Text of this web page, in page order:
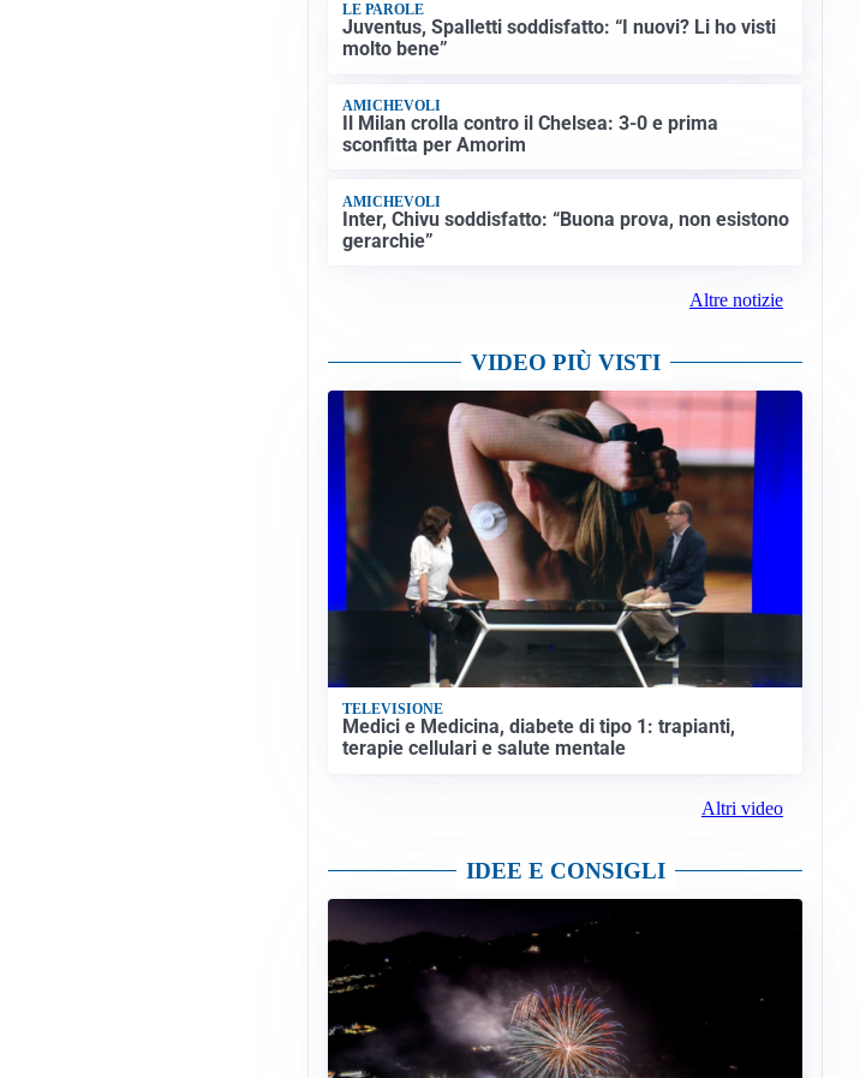
LE PAROLE
Juventus, Spalletti soddisfatto: “I nuovi? Li ho visti
molto bene”
AMICHEVOLI
Il Milan crolla contro il Chelsea: 3-0 e prima
sconfitta per Amorim
AMICHEVOLI
Inter, Chivu soddisfatto: “Buona prova, non esistono
gerarchie”
Altre notizie
VIDEO PIÙ VISTI
TELEVISIONE
Medici e Medicina, diabete di tipo 1: trapianti,
terapie cellulari e salute mentale
Altri video
IDEE E CONSIGLI